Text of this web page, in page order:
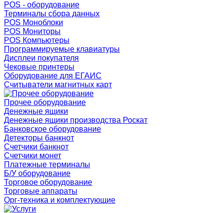
POS - оборудование
Терминалы сбора данных
POS Моноблоки
POS Мониторы
POS Компьютеры
Программируемые клавиатуры
Дисплеи покупателя
Чековые принтеры
Оборудование для ЕГАИС
Считыватели магнитных карт
Прочее оборудование
Денежные ящики
Денежные ящики производства Роскат
Банковское оборудование
Детекторы банкнот
Счетчики банкнот
Счетчики монет
Платежные терминалы
Б/У оборудование
Торговое оборудование
Торговые аппараты
Орг-техника и комплектующие